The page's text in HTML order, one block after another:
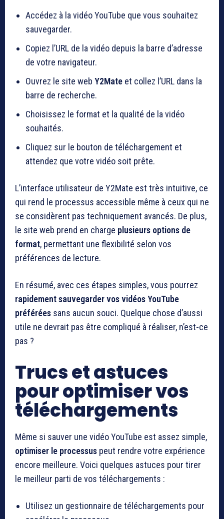
Accédez à la vidéo YouTube que vous souhaitez
sauvegarder.
Copiez l’URL de la vidéo depuis la barre d’adresse
de votre navigateur.
Ouvrez le site web Y2Mate et collez l’URL dans la
barre de recherche.
Choisissez le format et la qualité de la vidéo
souhaités.
Cliquez sur le bouton de téléchargement et
attendez que votre vidéo soit prête.
L’interface utilisateur de Y2Mate est très intuitive, ce
qui rend le processus accessible même à ceux qui ne
se considèrent pas techniquement avancés. De plus,
le site web prend en charge plusieurs options de
format, permettant une flexibilité selon vos
préférences de lecture.
En résumé, avec ces étapes simples, vous pourrez
rapidement sauvegarder vos vidéos YouTube
préférées sans aucun souci. Quelque chose d’aussi
utile ne devrait pas être compliqué à réaliser, n’est-ce
pas ?
Trucs et astuces
pour optimiser vos
téléchargements
Même si sauver une vidéo YouTube est assez simple,
optimiser le processus peut rendre votre expérience
encore meilleure. Voici quelques astuces pour tirer
le meilleur parti de vos téléchargements :
Utilisez un gestionnaire de téléchargements pour